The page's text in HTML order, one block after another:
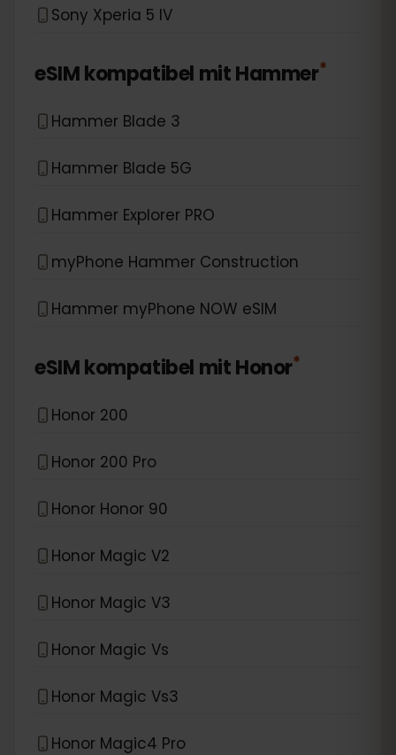
Sony Xperia 5 IV
eSIM kompatibel mitHammer*
Hammer Blade 3
Hammer Blade 5G
Hammer Explorer PRO
myPhone Hammer Construction
Hammer myPhone NOW eSIM
eSIM kompatibel mitHonor*
Honor 200
Honor 200 Pro
Honor Honor 90
Honor Magic V2
Honor Magic V3
Honor Magic Vs
Honor Magic Vs3
Honor Magic4 Pro